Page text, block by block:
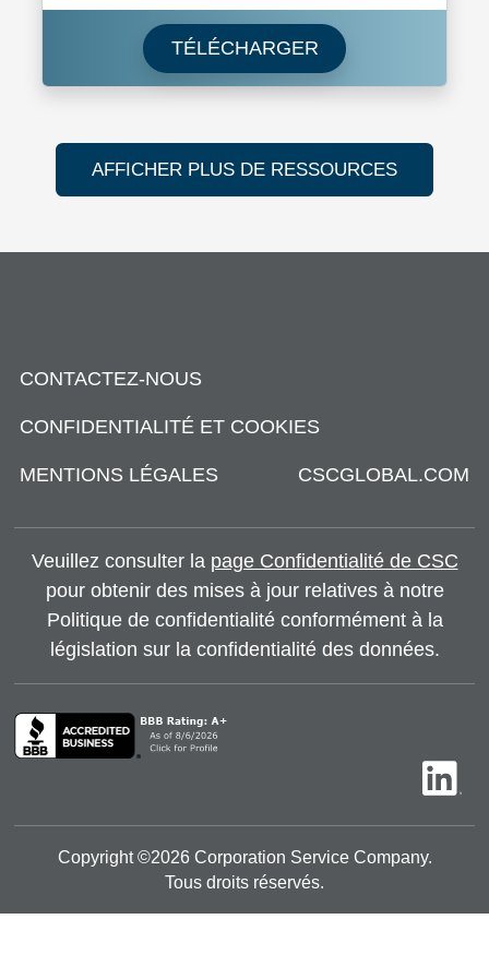
TÉLÉCHARGERDownload
AFFICHER PLUS DE RESSOURCES
CONTACTEZ-NOUS
CONFIDENTIALITÉ ET COOKIES
MENTIONS LÉGALES CSCGLOBAL.COM
Veuillez consulter la page Confidentialité de CSC
pour obtenir des mises à jour relatives à notre
Politique de confidentialité conformément à la
législation sur la confidentialité des données.
Copyright ©2026Corporation Service Company.
Tous droits réservés.